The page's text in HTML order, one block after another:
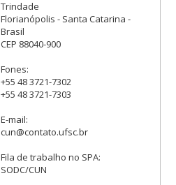
Trindade
Florianópolis - Santa Catarina -
Brasil
CEP 88040-900
Fones:
+55 48 3721-7302
+55 48 3721-7303
E-mail:
cun@contato.ufsc.br
Fila de trabalho no SPA:
SODC/CUN